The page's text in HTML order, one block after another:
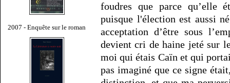
2007 - Enquête sur le roman
foudres que parce qu’elle
puisque l'élection est aussi
acceptation d’être sous
devient cri de haine jeté sur
moi qui étais Caïn et qui
pas imaginé que ce signe